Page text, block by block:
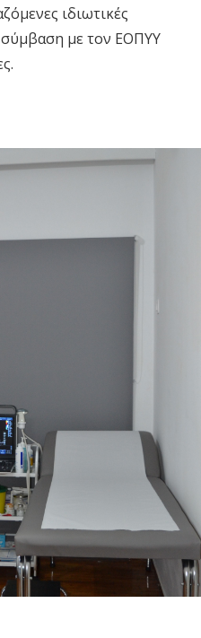
ιδιωτικές
σύμβαση με τον ΕΟΠΥΥ